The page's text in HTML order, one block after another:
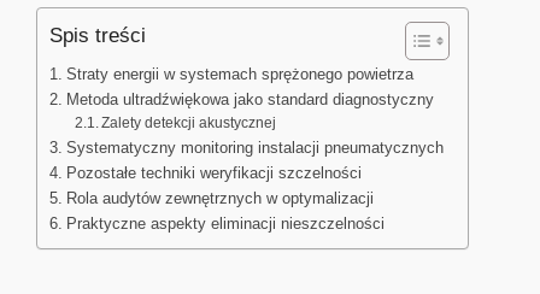
Spis treści
Straty energii w systemach sprężonego powietrza
Metoda ultradźwiękowa jako standard diagnostyczny
Zalety detekcji akustycznej
Systematyczny monitoring instalacji pneumatycznych
Pozostałe techniki weryfikacji szczelności
Rola audytów zewnętrznych w optymalizacji
Praktyczne aspekty eliminacji nieszczelności